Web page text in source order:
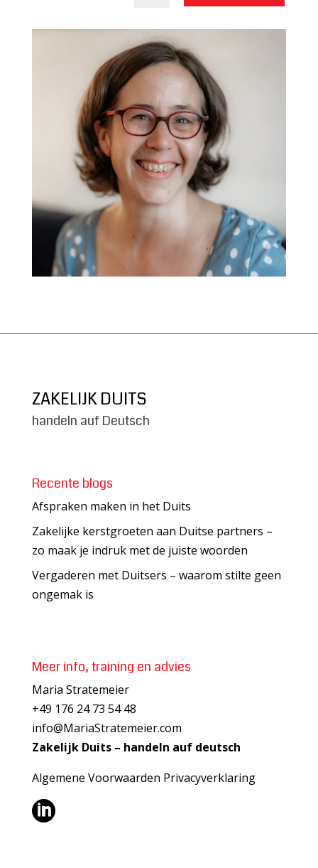
ZAKELIJK DUITS
handeln auf Deutsch
Recente blogs
Afspraken maken in het Duits
Zakelijke kerstgroeten aan Duitse partners –
zo maak je indruk met de juiste woorden
Vergaderen met Duitsers – waarom stilte geen
ongemak is
Meer info, training en advies
Maria Stratemeier
+49 176 24 73 54 48
info@MariaStratemeier.com
Zakelijk Duits – handeln auf deutsch
Algemene Voorwaarden Privacyverklaring
